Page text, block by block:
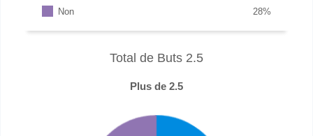
Non
%
28
Total de Buts 2.5
Plus de 2.5